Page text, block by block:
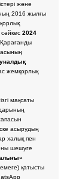
және
2016 жылғы
сәйкес2024
Қарағанды
жемқорлық
мақсаты
асырудың
халық пен
шешуге
қатысты